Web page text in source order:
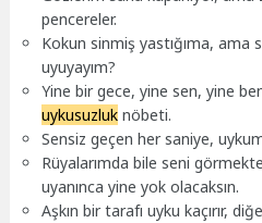
pencereler.
Kokun sinmiş yastığıma, ama
uyuyayım?
Yine bir gece, yine sen, yine
uykusuzluk nöbeti.
Sensiz geçen her saniye,
Rüyalarımda bile seni
uyanınca yine yok olacaksın.
Aşkın bir tarafı uyku kaçırır,